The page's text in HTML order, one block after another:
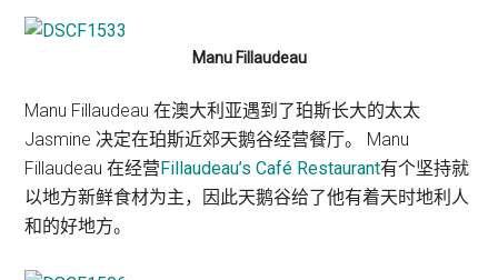
Manu Fillaudeau
Manu Fillaudeau 在澳大利亚遇到了珀斯长大的太太
Jasmine 决定在珀斯近郊天鹅谷经营餐厅。 Manu
Fillaudeau 在经营Fillaudeau’s Café Restaurant有个坚持就
以地方新鲜食材为主，因此天鹅谷给了他有着天时地利人
和的好地方。